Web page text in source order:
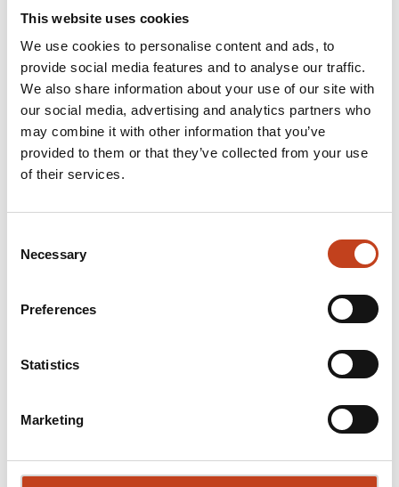
This website uses cookies
We use cookies to personalise content and ads, to
provide social media features and to analyse our traffic.
We also share information about your use of our site with
our social media, advertising and analytics partners who
may combine it with other information that you’ve
provided to them or that they’ve collected from your use
of their services.
Selection
Necessary
Preferences
Statistics
Marketing
Bearbeiten der Treppe in der Seitenansicht. Die Änderungen wirken
sich sofort auf die 3D-Darstellung aus.